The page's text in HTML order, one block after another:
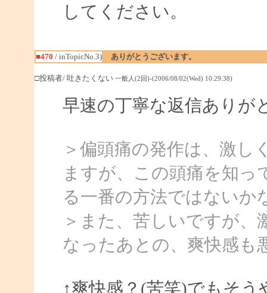
してください。
■470 / inTopicNo.3) ありがとうございます。
□投稿者/ 吐きたくない 一般人(2回)-(2006/08/02(Wed) 10:29:38)
早速の丁寧な返信ありが
＞偏頭痛の発作は、激し
ますが、この頭痛を知
る一番の方法ではないか
＞また、苦しいですが、
なったあとの、爽快感も
↑爽快感？(苦笑)でもそ